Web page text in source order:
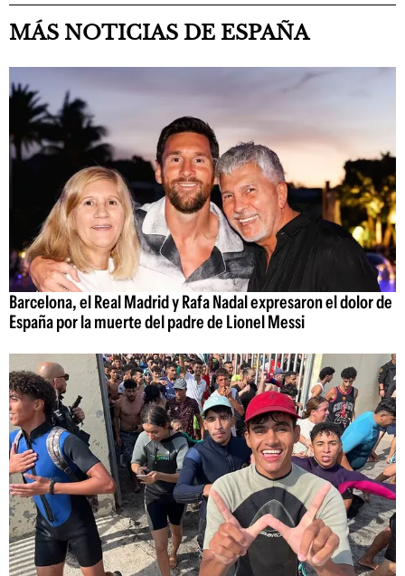
MÁS NOTICIAS DE ESPAÑA
Barcelona, el Real Madrid y Rafa Nadal expresaron el dolor de
España por la muerte del padre de Lionel Messi